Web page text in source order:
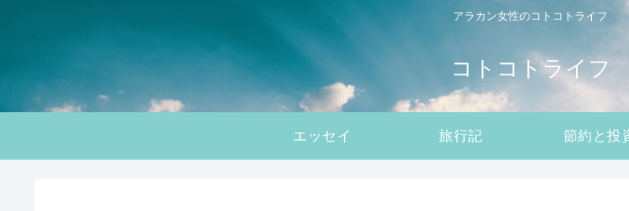
アラカン女性のコトコトライフ
コトコトライフ
エッセイ 旅行記 節約と投